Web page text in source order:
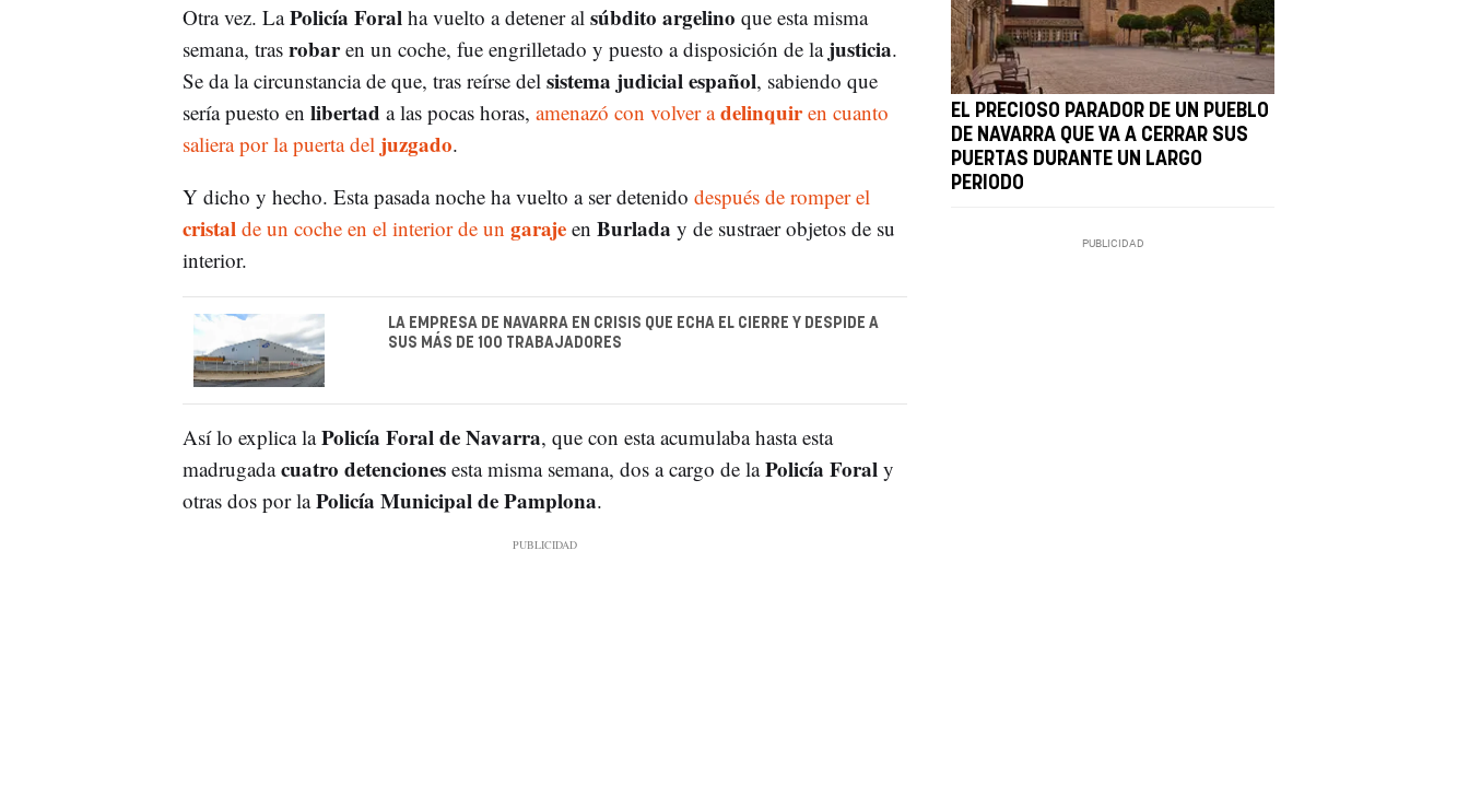
Otra vez. LaPolicía Foral ha vuelto a detener al súbdito argelino que esta misma
semana, tras robaren un coche, fue engrilletado y puesto a disposición de la justicia.
Se da la circunstancia de que, tras reírse del sistema judicial español, sabiendo que
sería puesto en libertad a las pocas horas, amenazó con volver adelinquiren cuanto
saliera por la puerta del juzgado.
Y dicho y hecho. Esta pasada noche ha vuelto a ser detenido después de romper el
cristal de un coche en el interior de un garajeen Burlada y de sustraer objetos de su
interior.
LA EMPRESA DE NAVARRA EN CRISIS QUE ECHA EL CIERRE Y DESPIDE A
SUS MÁS DE 100 TRABAJADORES
Así lo explica laPolicía Foral de Navarra, que con esta acumulaba hasta esta
madrugadacuatro detencionesesta misma semana, dos a cargo de laPolicía Foraly
otras dos por laPolicía Municipal de Pamplona.
EL PRECIOSO PARADOR DE UN PUEBLO
DE NAVARRA QUE VA A CERRAR SUS
PUERTAS DURANTE UN LARGO
PERIODO